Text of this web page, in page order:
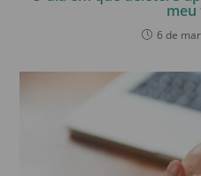
meu
6 de